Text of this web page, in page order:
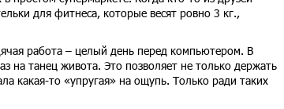
для фитнеса, которые весят ровно 3 кг.,
работа – целый день перед компьютером. В
на танец живота. Это позволяет не только держать
какая-то «упругая» на ощупь. Только ради таких